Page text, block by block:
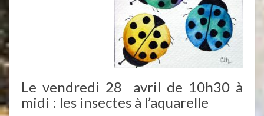
Le vendredi 28 avril de 10h30 à
midi : les insectes à l’aquarelle